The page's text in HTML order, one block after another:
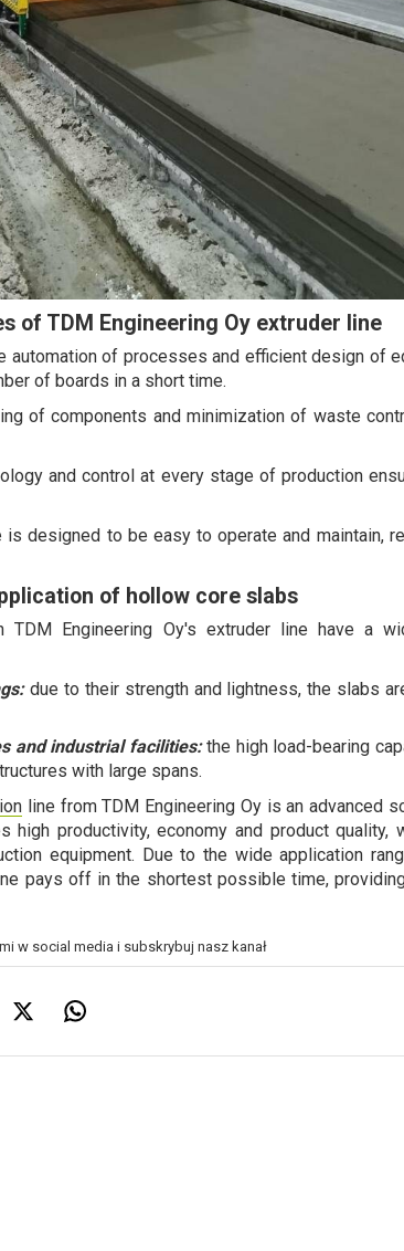
of TDM Engineering Oy extruder line
automation of processes and efficient design of
of boards in a short time.
of components and minimization of waste
and control at every stage of production
designed to be easy to operate and maintain,
of hollow core slabs
TDM Engineering Oy's extruder line have a
due to their strength and lightness, the slabs
and industrial facilities: the high load-bearing
with large spans.
line from TDM Engineering Oy is an advanced
high productivity, economy and product quality,
equipment. Due to the wide application
pays off in the shortest possible time,
w social media i subskrybuj nasz kanał